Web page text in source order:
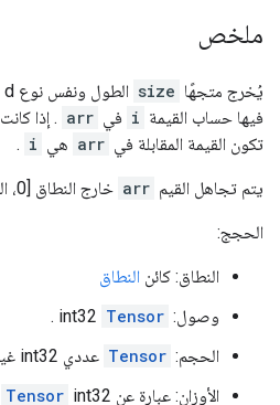
ملخص
يُخرج متجهًا size الطول ونفس نوع d مثل
فيها حساب القيمة i في arr . إذا كانت
تكون القيمة المقابلة في arr هي i
.
يتم تجاهل القيم arr خارج النطاق [0، الحجم).
الحجج:
النطاق: كائن النطاق
وصول: int32 Tensor
.
الحجم: Tensor عددي int32 غير سالب.
الأوزان: عبارة عن
Tensor int32 أو int64 أو float32 أو float64 له نفس الشكل مثل